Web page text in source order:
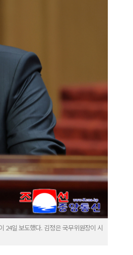
24일 보도했다. 김정은 국무위원장이 시